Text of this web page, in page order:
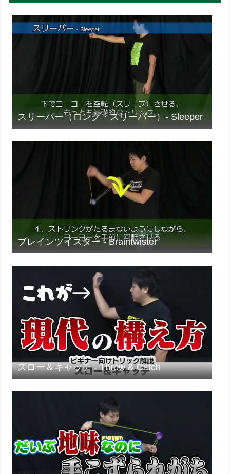
スリーパー（ロング・スリーパー）- Sleeper
ブレインツイスター - Braintwister
スロー＆キャッチ - Throw & Catch